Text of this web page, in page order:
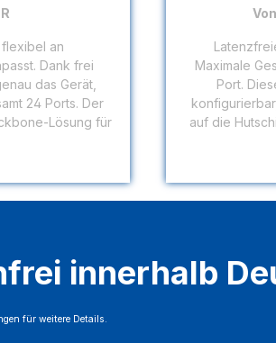
an
Dank frei
das Gerät,
24 Ports. Der
Lösung für
Maximale
Port.
auf die
innerhalb
für weitere Details.